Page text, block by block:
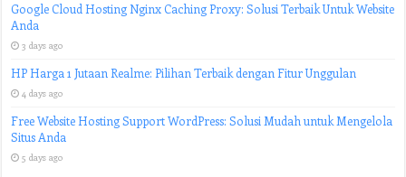
Google Cloud Hosting Nginx Caching Proxy: Solusi Terbaik Untuk Website
Anda
3 days ago
HP Harga 1 Jutaan Realme: Pilihan Terbaik dengan Fitur Unggulan
4 days ago
Free Website Hosting Support WordPress: Solusi Mudah untuk Mengelola
Situs Anda
5 days ago